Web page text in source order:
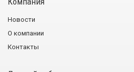
Новости
О компании
Контакты